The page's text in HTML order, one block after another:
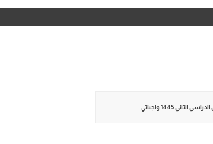
1445 واجباتي